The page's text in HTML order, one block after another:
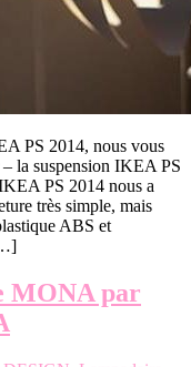
PS 2014, nous vous
la suspension IKEA PS
PS 2014 nous a
très simple, mais
ABS et
MONA par